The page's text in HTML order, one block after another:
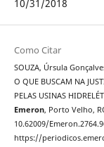
10/31/2018
Como Citar
SOUZA, Úrsula
O QUE BUSCAM NA
PELAS USINAS
Emeron, Porto Velho,
10.62009/
https://